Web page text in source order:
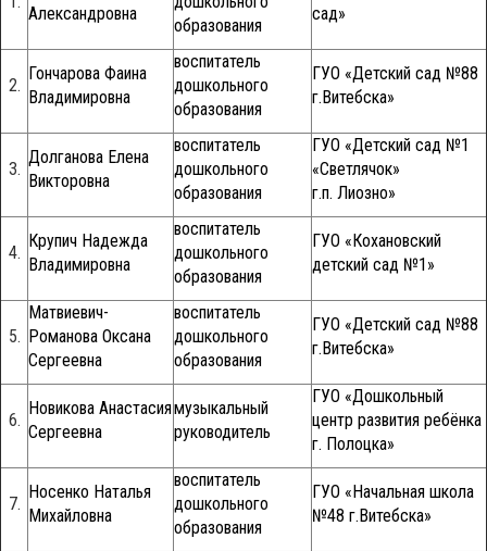
Александровна
образования
сад»
2.
Гончарова Фаина
Владимировна
воспитатель
дошкольного
образования
ГУО «Детский сад №88
г.Витебска»
3.
Долганова Елена
Викторовна
воспитатель
дошкольного
образования
ГУО «Детский сад №1
«Светлячок»
г.п. Лиозно»
4.
Крупич Надежда
Владимировна
воспитатель
дошкольного
образования
ГУО «Кохановский
детский сад №1»
5.
Матвиевич-
Романова Оксана
Сергеевна
воспитатель
дошкольного
образования
ГУО «Детский сад №88
г.Витебска»
6.
Новикова Анастасия
Сергеевна
музыкальный
руководитель
ГУО «Дошкольный
центр развития ребёнка
г. Полоцка»
7.
Носенко Наталья
Михайловна
воспитатель
дошкольного
образования
ГУО «Начальная школа
№48 г.Витебска»